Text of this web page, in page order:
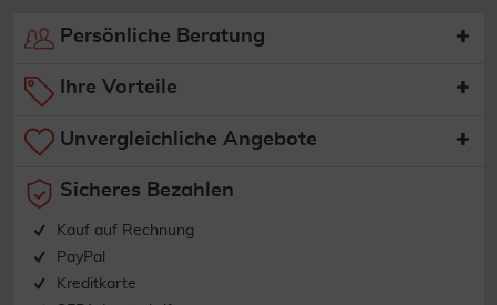
Persönliche Beratung
Ihre Vorteile
Unvergleichliche Angebote
Sicheres Bezahlen
Kauf auf Rechnung
PayPal
Kreditkarte